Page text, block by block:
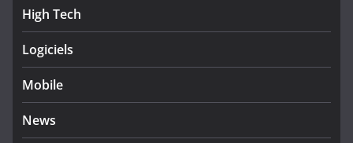
High Tech
Logiciels
Mobile
News